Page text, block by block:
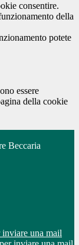
consentire.
della
potete
essere
della cookie
Beccaria
una mail